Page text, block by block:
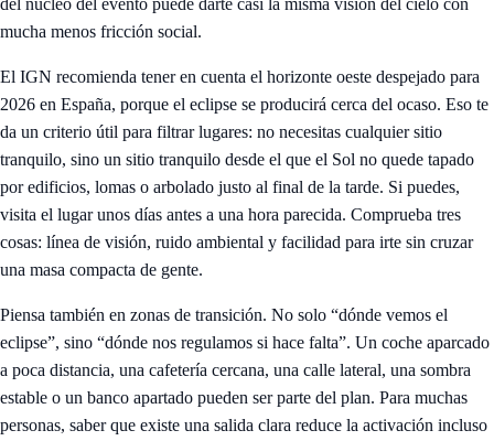
del núcleo del evento puede darte casi la misma visión del cielo con
mucha menos fricción social.
El IGN recomienda tener en cuenta el horizonte oeste despejado para
2026 en España, porque el eclipse se producirá cerca del ocaso. Eso te
da un criterio útil para filtrar lugares: no necesitas cualquier sitio
tranquilo, sino un sitio tranquilo desde el que el Sol no quede tapado
por edificios, lomas o arbolado justo al final de la tarde. Si puedes,
visita el lugar unos días antes a una hora parecida. Comprueba tres
cosas: línea de visión, ruido ambiental y facilidad para irte sin cruzar
una masa compacta de gente.
Piensa también en zonas de transición. No solo “dónde vemos el
eclipse”, sino “dónde nos regulamos si hace falta”. Un coche aparcado
a poca distancia, una cafetería cercana, una calle lateral, una sombra
estable o un banco apartado pueden ser parte del plan. Para muchas
personas, saber que existe una salida clara reduce la activación incluso